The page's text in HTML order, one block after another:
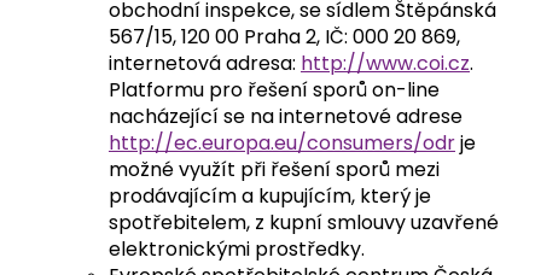
obchodní inspekce, se sídlem Štěpánská
567/15, 120 00 Praha 2, IČ: 000 20 869,
internetová adresa: http://www.coi.cz.
Platformu pro řešení sporů on-line
nacházející se na internetové adrese
http://ec.europa.eu/consumers/odrje
možné využít při řešení sporů mezi
prodávajícím a kupujícím, který je
spotřebitelem, z kupní smlouvy uzavřené
elektronickými prostředky.